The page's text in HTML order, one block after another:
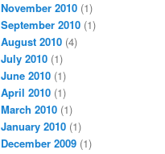
November 2010 (1)
September 2010 (1)
August 2010 (4)
July 2010 (1)
June 2010 (1)
April 2010 (1)
March 2010 (1)
January 2010 (1)
December 2009 (1)